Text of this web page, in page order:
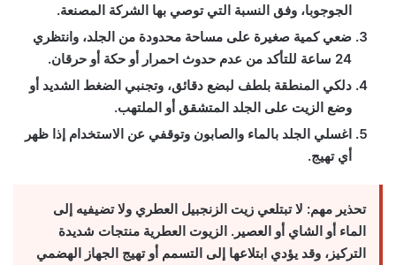
الجوجوبا، وفق النسبة التي توصي بها الشركة المصنعة.
ضعي كمية صغيرة على مساحة محدودة من الجلد، وانتظري
24 ساعة للتأكد من عدم حدوث احمرار أو حكة أو حرقان.
دلكي المنطقة بلطف لبضع دقائق، وتجنبي الضغط الشديد أو
وضع الزيت على الجلد المتشقق أو الملتهب.
اغسلي الجلد بالماء والصابون وتوقفي عن الاستخدام إذا ظهر
أي تهيج.
تحذير مهم: لا تبتلعي زيت الزنجبيل العطري ولا تضيفيه إلى
الماء أو الشاي أو العصير. الزيوت العطرية منتجات شديدة
التركيز، وقد يؤدي ابتلاعها إلى التسمم أو تهيج الجهاز الهضمي